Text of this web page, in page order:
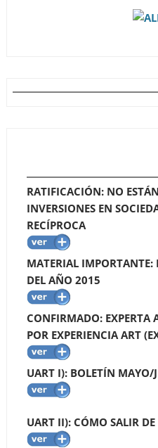
RATIFICACIÓN: NO
INVERSIONES EN
RECÍPROCA
MATERIAL IMPORTANTE:
DEL AÑO 2015
CONFIRMADO: EXPERTA
POR EXPERIENCIA ART
UART I): BOLETÍN MAYO/
UART II): CÓMO SALIR